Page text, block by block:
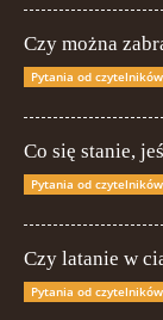
Czy można
Pytania od czytelników
Co się stanie,
Pytania od czytelników
Czy latanie w
Pytania od czytelników